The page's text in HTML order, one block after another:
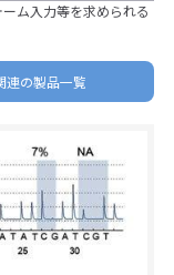
ム入力等を求められる
連の製品一覧